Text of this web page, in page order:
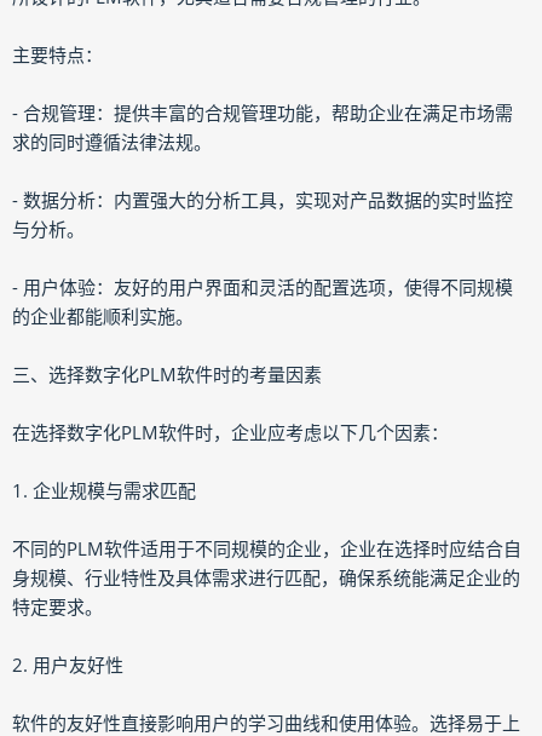
主要特点：
- 合规管理：提供丰富的合规管理功能，帮助企业在满足市场需
求的同时遵循法律法规。
- 数据分析：内置强大的分析工具，实现对产品数据的实时监控
与分析。
- 用户体验：友好的用户界面和灵活的配置选项，使得不同规模
的企业都能顺利实施。
三、选择数字化PLM软件时的考量因素
在选择数字化PLM软件时，企业应考虑以下几个因素：
1. 企业规模与需求匹配
不同的PLM软件适用于不同规模的企业，企业在选择时应结合自
身规模、行业特性及具体需求进行匹配，确保系统能满足企业的
特定要求。
2. 用户友好性
软件的友好性直接影响用户的学习曲线和使用体验。选择易于上